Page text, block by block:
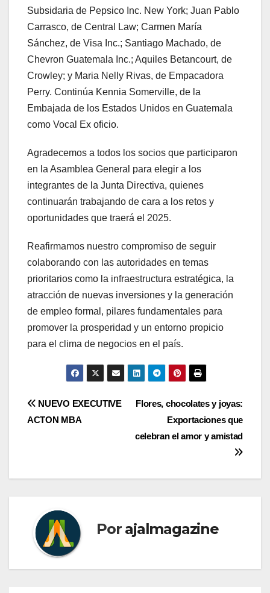
Subsidaria de Pepsico Inc. New York; Juan Pablo
Carrasco, de Central Law; Carmen María
Sánchez, de Visa Inc.; Santiago Machado, de
Chevron Guatemala Inc.; Aquiles Betancourt, de
Crowley; y Maria Nelly Rivas, de Empacadora
Perry. Continúa Kennia Somerville, de la
Embajada de los Estados Unidos en Guatemala
como Vocal Ex oficio.
Agradecemos a todos los socios que participaron
en la Asamblea General para elegir a los
integrantes de la Junta Directiva, quienes
continuarán trabajando de cara a los retos y
oportunidades que traerá el 2025.
Reafirmamos nuestro compromiso de seguir
colaborando con las autoridades en temas
prioritarios como la infraestructura estratégica, la
atracción de nuevas inversiones y la generación
de empleo formal, pilares fundamentales para
promover la prosperidad y un entorno propicio
para el clima de negocios en el país.
Navegación
Flores, chocolates y joyas:
Exportaciones que
celebran el amor y amistad
NUEVO EXECUTIVE
ACTON MBA
Por ajalmagazine